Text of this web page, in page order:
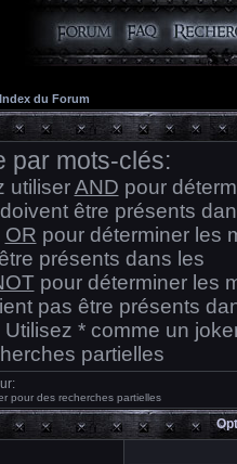
du Forum
par mots-clés:
utiliserAND pour
être présents
OR pour déterminer les
présents dans les
pour déterminer les
pas être présents
Utilisez * comme un
partielles
pour des recherches partielles